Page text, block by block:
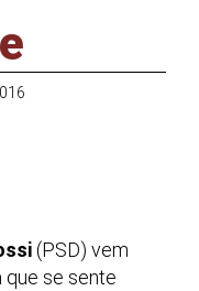
(PSD) vem
que se sente